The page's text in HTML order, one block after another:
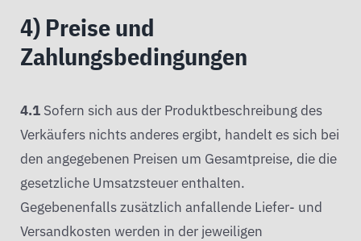
4) Preise und
Zahlungsbedingungen
4.1 Sofern sich aus der Produktbeschreibung des
Verkäufers nichts anderes ergibt, handelt es sich bei
den angegebenen Preisen um Gesamtpreise, die die
gesetzliche Umsatzsteuer enthalten.
Gegebenenfalls zusätzlich anfallende Liefer- und
Versandkosten werden in der jeweiligen